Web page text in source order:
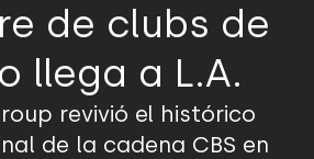
de clubs de
llega a L.A.
revivió el histórico
de la cadena CBS en